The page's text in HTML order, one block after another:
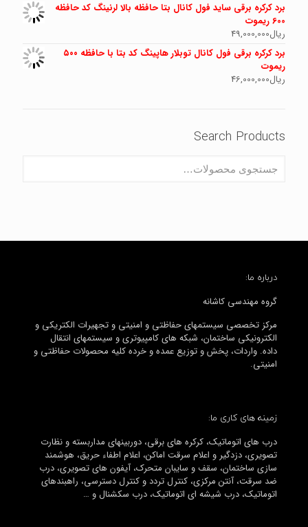
برد کرکره برقی ساید فول کانال بتا حافظه بالا لرنینگ کد حافظه
600 ریموت
ریال49,000,000
برد کرکره برقی فول کانال توبلار هاپینگ کد بتا با حافظه ۵۰۰
ریموت
ریال46,000,000
Search Products
درباره ما:
گروه مهندسی کاشانه
مرکز تخصصی سیستمهای حفاظتی و امنیتی و تجهیرات الکتریکی و
الکترونیکی ساختمان، شبکه های کامپیوتری و سیستمهای انتقال
داده. واردات، پخش و توزیع عمده و خرده کلیه محصولات حفاظتی و
امنیتی.
زمینه های کاری ما:
درب های اتوماتیک، کرکره های برقی، دوربینهای مداربسته و نظارت
تصویری، دزدگیر و اعلام سرقت اماکن، اعلام اطفاء حریق، هوشمند
سازی ساختمان، سقف و سایبان متحرک، آیفون های تصویری، درب
ضد سرقت، آنتن مرکزی، کنترل تردد و کنترل دسترسی، راهبندهای
اتوماتیک، درب شیشه ای اتوماتیک، درب سکشنال و …